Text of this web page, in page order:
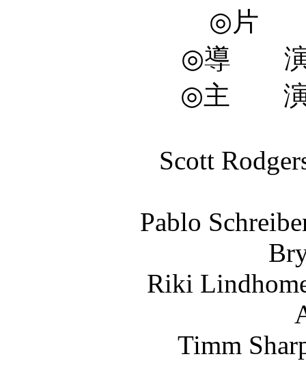
◎片
◎導 演
◎主 演
Scott
Pablo
Riki
Timm